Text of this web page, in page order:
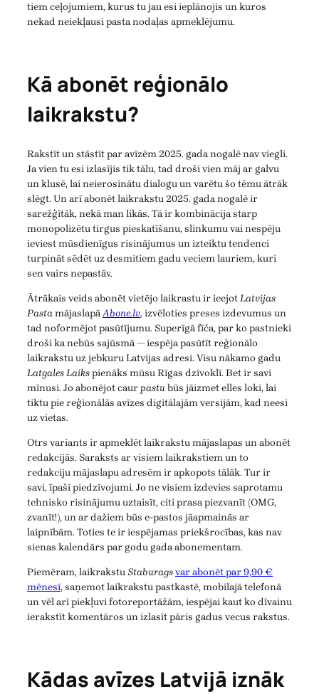
tiem ceļojumiem, kurus tu jau esi ieplānojis un kuros
nekad neiekļausi pasta nodaļas apmeklējumu.
Kā abonēt reģionālo
laikrakstu?
Rakstīt un stāstīt par avīzēm 2025. gada nogalē nav viegli.
Ja vien tu esi izlasījis tik tālu, tad droši vien māj ar galvu
un klusē, lai neierosinātu dialogu un varētu šo tēmu ātrāk
slēgt. Un arī abonēt laikrakstu 2025. gada nogalē ir
sarežģītāk, nekā man likās. Tā ir kombinācija starp
monopolizētu tirgus pieskatīšanu, slinkumu vai nespēju
ieviest mūsdienīgus risinājumus un izteiktu tendenci
turpināt sēdēt uz desmitiem gadu veciem lauriem, kuri
sen vairs nepastāv.
Ātrākais veids abonēt vietējo laikrastu ir ieejotLatvijas
PastamājaslapāAbone.lv, izvēloties preses izdevumus un
tad noformējot pasūtījumu. Superīgā fīča, par ko pastnieki
droši ka nebūs sajūsmā — iespēja pasūtīt reģionālo
laikrakstu uz jebkuru Latvijas adresi. Visu nākamo gadu
Latgales Laikspienāks mūsu Rīgas dzīvoklī. Bet ir savi
mīnusi. Jo abonējot caurpastubūs jāizmet elles loki, lai
tiktu pie reģionālās avīzes digitālajām versijām, kad neesi
uz vietas.
Otrs variants ir apmeklēt laikrakstu mājaslapas un abonēt
redakcijās. Saraksts ar visiem laikrakstiem un to
redakciju mājaslapu adresēm ir apkopots tālāk. Tur ir
savi, īpaši piedzīvojumi. Jo ne visiem izdevies saprotamu
tehnisko risinājumu uztaisīt, citi prasa piezvanīt (OMG,
zvanīt!), un ar dažiem būs e-pastos jāapmainās ar
laipnībām. Toties te ir iespējamas priekšrocības, kas nav
sienas kalendārs par godu gada abonementam.
Piemēram, laikrakstuStaburagsvar abonēt par 9,90 €
mēnesī, saņemot laikrakstu pastkastē, mobilajā telefonā
un vēl arī piekļuvi fotoreportāžām, iespējai kaut ko dīvainu
ierakstīt komentāros un izlasīt pāris gadus vecus rakstus.
Kādas avīzes Latvijā iznāk